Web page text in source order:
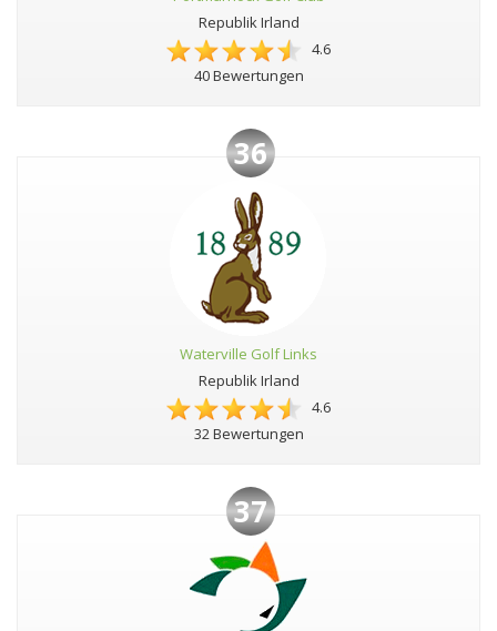
Republik Irland
4.6
40 Bewertungen
36
Waterville Golf Links
Republik Irland
4.6
32 Bewertungen
37